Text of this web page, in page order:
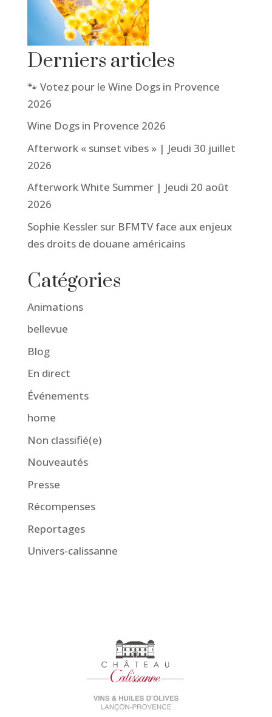
Derniers articles
🐾 Votez pour le Wine Dogs in Provence
2026
Wine Dogs in Provence 2026
Afterwork « sunset vibes » | Jeudi 30 juillet
2026
Afterwork White Summer | Jeudi 20 août
2026
Sophie Kessler sur BFMTV face aux enjeux
des droits de douane américains
Catégories
Animations
bellevue
Blog
En direct
Événements
home
Non classifié(e)
Nouveautés
Presse
Récompenses
Reportages
Univers-calissanne